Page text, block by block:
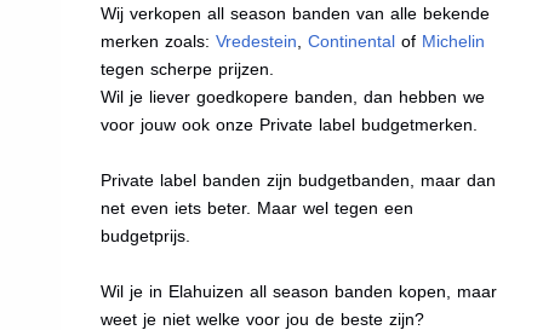
Wij verkopen all season banden van alle bekende
merken zoals:Vredestein ,Continental of Michelin
tegen scherpe prijzen.
Wil je liever goedkopere banden, dan hebben we
voor jouw ook onze Private label budgetmerken.
Private label banden zijn budgetbanden, maar dan
net even iets beter. Maar wel tegen een
budgetprijs.
Wil je in Elahuizen all season banden kopen, maar
weet je niet welke voor jou de beste zijn?